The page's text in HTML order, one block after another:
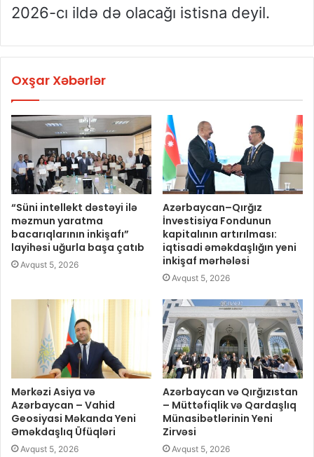
2026-cı ildə də olacağı istisna deyil.
Oxşar Xəbərlər
“Süni intellekt dəstəyi ilə
məzmun yaratma
bacarıqlarının inkişafı”
layihəsi uğurla başa çatıb
Avqust 5, 2026
Azərbaycan–Qırğız
İnvestisiya Fondunun
kapitalının artırılması:
iqtisadi əməkdaşlığın yeni
inkişaf mərhələsi
Avqust 5, 2026
Mərkəzi Asiya və
Azərbaycan – Vahid
Geosiyasi Məkanda Yeni
Əməkdaşlıq Üfüqləri
Avqust 5, 2026
Azərbaycan və Qırğızıstan
– Müttəfiqlik və Qardaşlıq
Münasibətlərinin Yeni
Zirvəsi
Avqust 5, 2026